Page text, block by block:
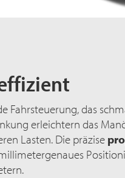
Fahrsteuerung, das
erleichtern das
Lasten. Die präzise
.